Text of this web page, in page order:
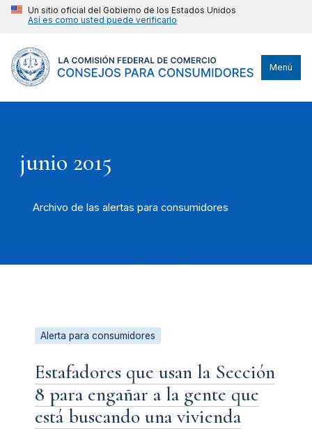
Un sitio oficial del Gobierno de los Estados Unidos
Así es como usted puede verificarlo
Menú
junio 2015
Archivo de las alertas para consumidores
Alerta para consumidores
Estafadores que usan la Sección
8 para engañar a la gente que
está buscando una vivienda